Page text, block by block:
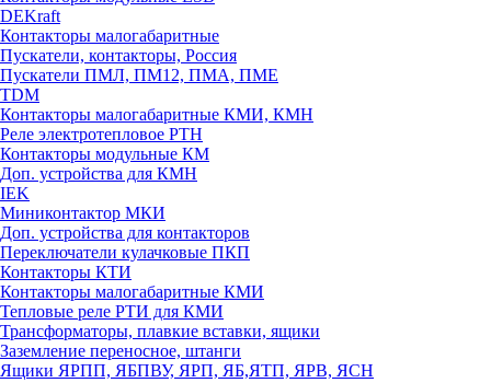
DEKraft
Контакторы малогабаритные
Пускатели, контакторы, Россия
Пускатели ПМЛ, ПМ12, ПМА, ПМЕ
TDM
Контакторы малогабаритные КМИ, КМН
Реле электротепловое РТН
Контакторы модульные КМ
Доп. устройства для КМН
IEK
Миниконтактор МКИ
Доп. устройства для контакторов
Переключатели кулачковые ПКП
Контакторы КТИ
Контакторы малогабаритные КМИ
Тепловые реле РTИ для КМИ
Трансформаторы, плавкие вставки, ящики
Заземление переносное, штанги
Ящики ЯРПП, ЯБПВУ, ЯРП, ЯБ,ЯТП, ЯРВ, ЯСН